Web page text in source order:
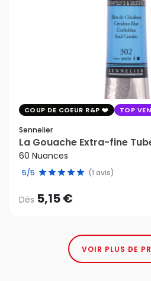
COUP DE COEUR R&P TOP
Sennelier
La Gouache Extra-fine
60 Nuances
5/5 (1 avis)
Dès 5,15 €
VOIR PLUS DE